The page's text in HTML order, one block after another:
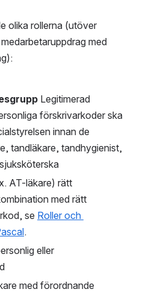
olika rollerna (utöver
med
Legitimerad
förskrivarkoder ska
innan de
tandläkare, tandhygienist,
med rätt
se Roller och
.
eller
med förordnande